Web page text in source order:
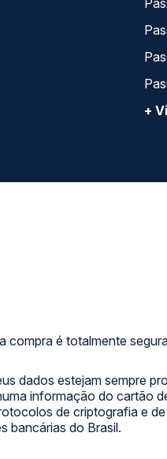
+
compra é totalmente
dados estejam sempre
informação do cartão
de criptografia e
bancárias do Brasil.